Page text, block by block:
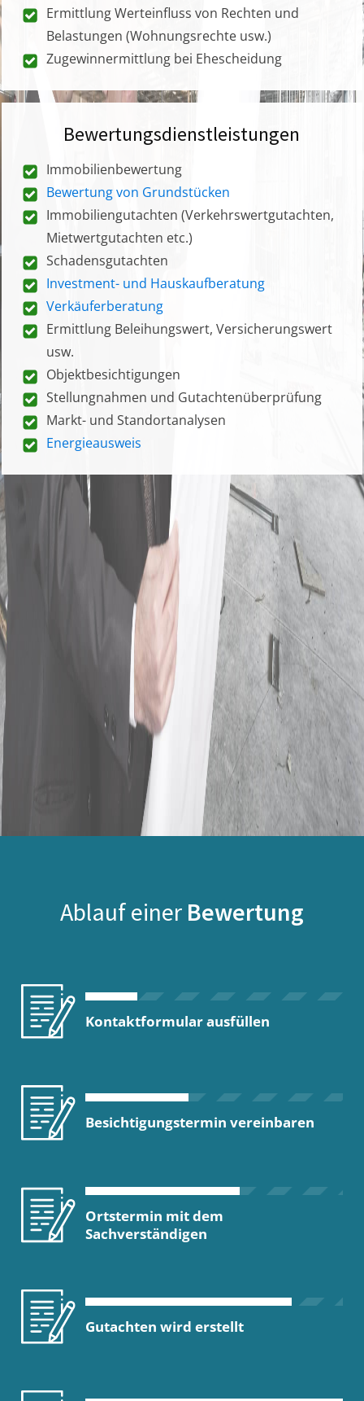
Ermittlung Werteinfluss von Rechten und
Belastungen (Wohnungsrechte usw.)
Zugewinnermittlung bei Ehescheidung
Bewertungsdienstleistungen
Immobilienbewertung
Bewertung von Grundstücken
Immobiliengutachten (Verkehrswertgutachten,
Mietwertgutachten etc.)
Schadensgutachten
Investment- und Hauskaufberatung
Verkäuferberatung
Ermittlung Beleihungswert, Versicherungswert
usw.
Objektbesichtigungen
Stellungnahmen und Gutachtenüberprüfung
Markt- und Standortanalysen
Energieausweis
Ablauf einer Bewertung
Kontaktformular ausfüllen
Besichtigungstermin vereinbaren
Ortstermin mit dem
Sachverständigen
Gutachten wird erstellt